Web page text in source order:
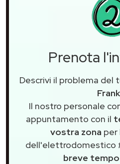
Prenota
Descrivi il problema
Il nostro personale
appuntamento con il
vostra zona per
dell'elettrodomestico
breve